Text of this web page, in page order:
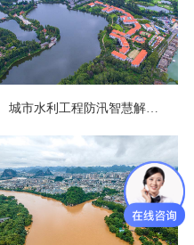
城市水利工程防汛智慧解决方案